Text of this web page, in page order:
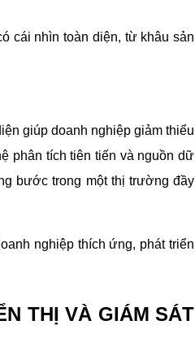
cái nhìn toàn diện, từ khâu sản
giúp doanh nghiệp giảm thiểu
phân tích tiên tiến và nguồn dữ
bước trong một thị trường đầy
nghiệp thích ứng, phát triển
THỊ VÀ GIÁM SÁT